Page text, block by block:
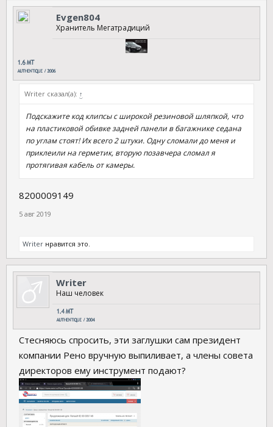
Evgen804
Хранитель Мегатрадиций
Writer сказал(а): ↑
Подскажите код клипсы с широкой резиновой шляпкой, что
на пластиковой обивке задней панели в багажнике седана
по углам стоят! Их всего 2 штуки. Одну сломали до меня и
приклеили на герметик, вторую позавчера сломал я
протягивая кабель от камеры.
8200009149
5 авг 2019
Writer нравится это.
Writer
Наш человек
Стесняюсь спросить, эти заглушки сам президент
компании Рено вручную выпиливает, а члены совета
директоров ему инструмент подают?